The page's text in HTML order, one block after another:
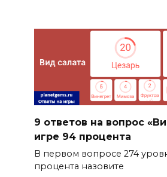
9 ответов на вопрос
игре 94 процента
В первом вопросе 274
процента назовите